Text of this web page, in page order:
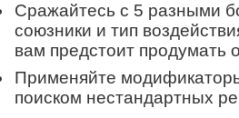
Сражайтесь с 5 разными
союзники и тип
вам предстоит продумать
Применяйте
поиском нестандартных